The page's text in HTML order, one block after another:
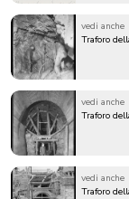
vedi anche
Traforo
vedi anche
Traforo
vedi anche
Traforo